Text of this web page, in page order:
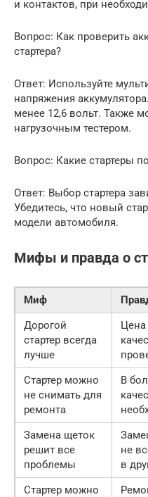
и контактов, при
Вопрос: Как проверить
стартера?
Ответ: Используйте
напряжения
менее 12,6 вольт. Также
нагрузочным тестером.
Вопрос: Какие стартеры
Ответ: Выбор стартера
Убедитесь, что новый
модели автомобиля.
Мифы и правда о
Миф
Дорогой
стартер всегда
лучше
Цена
Стартер можно
не снимать для
ремонта
В
Замена щеток
решит все
проблемы
не
в
Стартер можно